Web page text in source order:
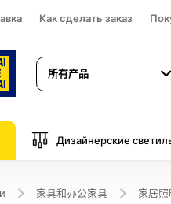
Как сделать заказ
所有产品
Дизайнерские
家具和办公家具 家居照